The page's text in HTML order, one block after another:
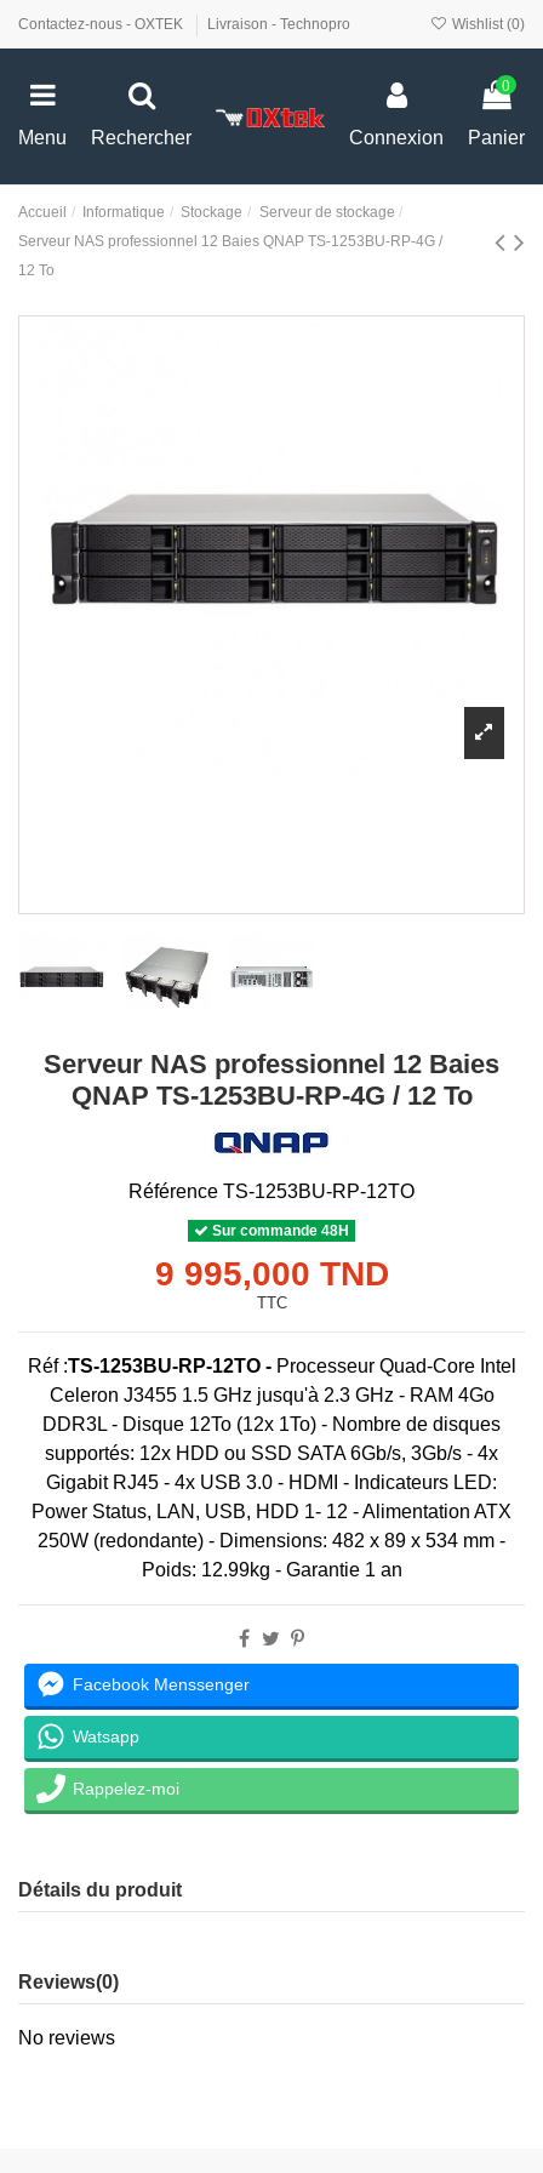
Contactez-nous - OXTEK Livraison - Technopro Wishlist (0)
Menu Rechercher Connexion
0
Panier
Accueil Informatique Stockage
Serveur de stockage
Serveur NAS professionnel 12 Baies QNAP TS-1253BU-RP-4G /
12 To
Serveur NAS professionnel 12 Baies
QNAP TS-1253BU-RP-4G / 12 To
Référence TS-1253BU-RP-12TO
Sur commande 48H
9 995,000 TND
TTC
Réf :TS-1253BU-RP-12TO - Processeur Quad-Core Intel
Celeron J3455 1.5 GHz jusqu'à 2.3 GHz - RAM 4Go
DDR3L - Disque 12To (12x 1To) - Nombre de disques
supportés: 12x HDD ou SSD SATA 6Gb/s, 3Gb/s - 4x
Gigabit RJ45 - 4x USB 3.0 - HDMI - Indicateurs LED:
Power Status, LAN, USB, HDD 1- 12 - Alimentation ATX
250W (redondante) - Dimensions: 482 x 89 x 534 mm -
Poids: 12.99kg - Garantie 1 an
Facebook Menssenger
Watsapp
Rappelez-moi
Détails du produit
Reviews(0)
No reviews